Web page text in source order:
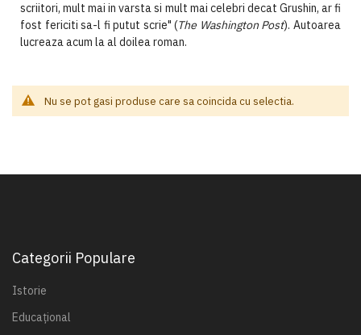
scriitori, mult mai in varsta si mult mai celebri decat Grushin, ar fi
fost fericiti sa-l fi putut scrie" (The Washington Post). Autoarea
lucreaza acum la al doilea roman.
Nu se pot gasi produse care sa coincida cu selectia.
Categorii Populare
Istorie
Educațional